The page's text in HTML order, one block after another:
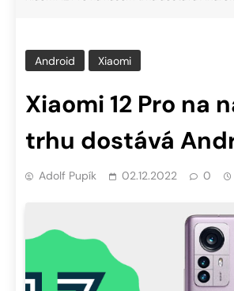
Android Xiaomi
Xiaomi 12 Pro na
trhu dostává
Adolf Pupík 02.12.2022 0